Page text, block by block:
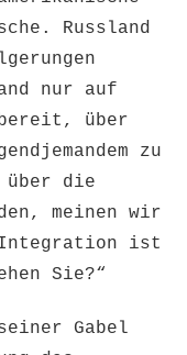
Russland
nur auf
über
zu
über die
meinen wir
Integration ist
Sie?“
Gabel